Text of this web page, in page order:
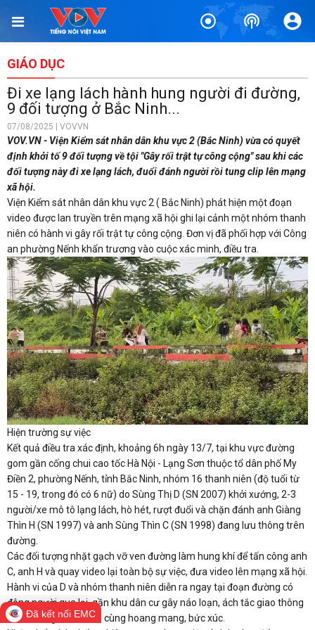
GIÁO DỤC
Đi xe lạng lách hành hung người đi đường,
9 đối tượng ở Bắc Ninh...
07/08/2025 | VOVVN
VOV.VN - Viện Kiểm sát nhân dân khu vực 2 (Bắc Ninh) vừa có quyết
định khởi tố 9 đối tượng về tội "Gây rối trật tự công cộng" sau khi các
đối tượng này đi xe lạng lách, đuổi đánh người rồi tung clip lên mạng
xã hội.
Viện Kiểm sát nhân dân khu vực 2 ( Bắc Ninh) phát hiện một đoạn
video được lan truyền trên mạng xã hội ghi lại cảnh một nhóm thanh
niên có hành vi gây rối trật tự công cộng. Đơn vị đã phối hợp với Công
an phường Nếnh khẩn trương vào cuộc xác minh, điều tra.
Hiện trường sự việc
Kết quả điều tra xác định, khoảng 6h ngày 13/7, tại khu vực đường
gom gần cống chui cao tốc Hà Nội - Lạng Sơn thuộc tổ dân phố My
Điền 2, phường Nếnh, tỉnh Bắc Ninh, nhóm 16 thanh niên (độ tuổi từ
15 - 19, trong đó có 6 nữ) do Sùng Thị D (SN 2007) khởi xướng, 2-3
người/xe mô tô lạng lách, hò hét, rượt đuổi và chặn đánh anh Giàng
Thìn H (SN 1997) và anh Sùng Thìn C (SN 1998) đang lưu thông trên
đường.
Các đối tượng nhặt gạch vỡ ven đường làm hung khí để tấn công anh
C, anh H và quay video lại toàn bộ sự việc, đưa video lên mạng xã hội.
Hành vi của D và nhóm thanh niên diễn ra ngay tại đoạn đường có
đông người qua lại, gần khu dân cư gây náo loạn, ách tắc giao thông
và khiến người dân vô cùng hoang mang, bức xúc.
Đã kết nối EMC